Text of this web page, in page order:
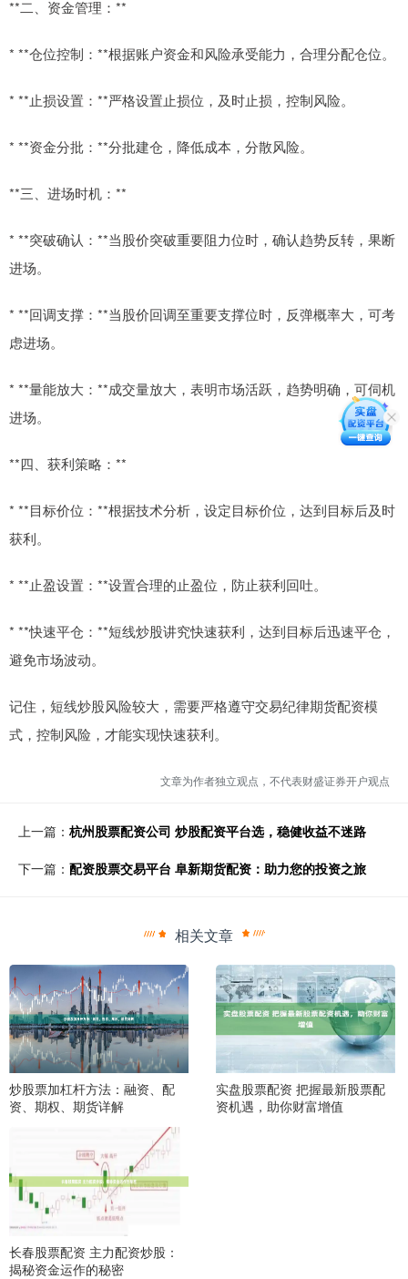
**二、资金管理：**
* **仓位控制：**根据账户资金和风险承受能力，合理分配仓位。
* **止损设置：**严格设置止损位，及时止损，控制风险。
* **资金分批：**分批建仓，降低成本，分散风险。
**三、进场时机：**
* **突破确认：**当股价突破重要阻力位时，确认趋势反转，果断
进场。
* **回调支撑：**当股价回调至重要支撑位时，反弹概率大，可考
虑进场。
* **量能放大：**成交量放大，表明市场活跃，趋势明确，可伺机
进场。
**四、获利策略：**
* **目标价位：**根据技术分析，设定目标价位，达到目标后及时
获利。
* **止盈设置：**设置合理的止盈位，防止获利回吐。
* **快速平仓：**短线炒股讲究快速获利，达到目标后迅速平仓，
避免市场波动。
记住，短线炒股风险较大，需要严格遵守交易纪律期货配资模
式，控制风险，才能实现快速获利。
文章为作者独立观点，不代表财盛证券开户观点
上一篇： 杭州股票配资公司 炒股配资平台选，稳健收益不迷路
下一篇： 配资股票交易平台 阜新期货配资：助力您的投资之旅
相关文章
炒股票加杠杆方法：融资、配
资、期权、期货详解
实盘股票配资 把握最新股票配
资机遇，助你财富增值
长春股票配资 主力配资炒股：
揭秘资金运作的秘密